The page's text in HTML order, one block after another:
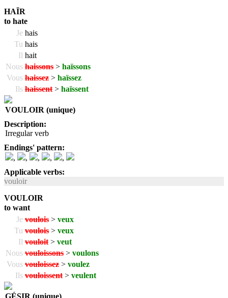
HAÏR
to hate
Je hais
Tu hais
Il hait
Nous haissons > haïssons
Vous haissez > haïssez
Ils haissent > haïssent
VOULOIR (unique)
Description:
Irregular verb
Endings' pattern:
,
, , ,
,
Applicable verbs:
vouloir
VOULOIR
to want
Je voulois > veux
Tu voulois > veux
Il vouloit > veut
Nous vouloissons > voulons
Vous vouloissez > voulez
Ils vouloissent > veulent
GÉSIR (unique)